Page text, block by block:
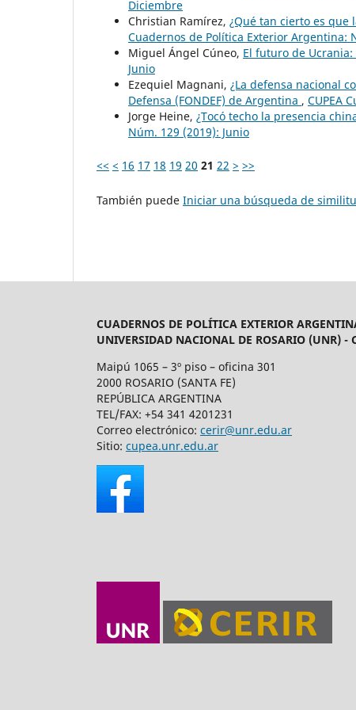
Diciembre
Christian Ramírez, ¿Qué tan cierto es que
Cuadernos de Política Exterior Argentina:
Miguel Ángel Cúneo, El futuro de Ucrania:
Junio
Ezequiel Magnani, ¿La defensa nacional
Defensa (FONDEF) de Argentina , CUPEA
Jorge Heine, ¿Tocó techo la presencia
Núm. 129 (2019): Junio
<< < 16 17 18 19 20 21 22 > >>
También puede Iniciar una búsqueda de
CUADERNOS DE POLÍTICA EXTERIOR
UNIVERSIDAD NACIONAL DE ROSARIO (UNR) -
Maipú 1065 – 3º piso – oficina 301
2000 ROSARIO (SANTA FE)
REPÚBLICA ARGENTINA
TEL/FAX: +54 341 4201231
Correo electrónico: cerir@unr.edu.ar
Sitio: cupea.unr.edu.ar